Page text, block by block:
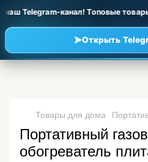
Telegram-канал! Топовые
➤Открыть
Товары для дома
Портативный
обогреватель